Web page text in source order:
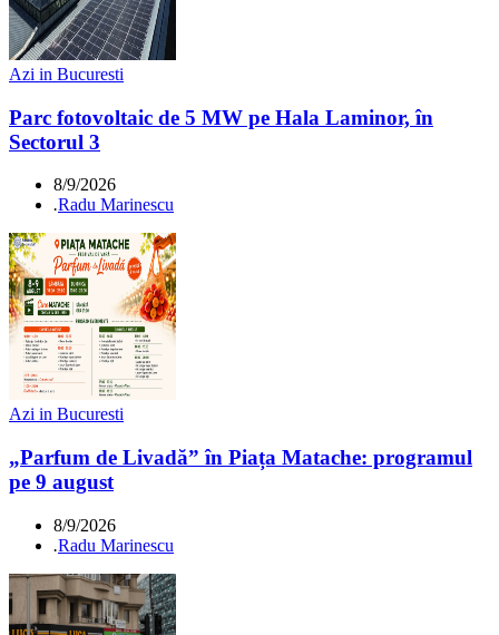
Azi in Bucuresti
Parc fotovoltaic de 5 MW pe Hala Laminor, în
Sectorul 3
8/9/2026
.Radu Marinescu
Azi in Bucuresti
„Parfum de Livadă” în Piața Matache: programul
pe 9 august
8/9/2026
.Radu Marinescu